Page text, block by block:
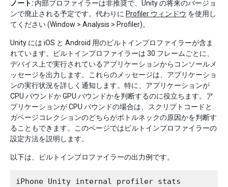
ノート: 内部プロファイラーは非推奨で、Unity の将来のバージョ
ンで廃止される予定です。代わりに Profiler ウィンドウ を使用し
てください (Window > Analysis > Profiler)。
Unity には iOS と Android 用のビルトインプロファイラーが含ま
れています。ビルトインプロファイラーは 30 フレームごとに、
デバイス上で実行されているアプリケーションからコンソールメ
ッセージを出力します。これらのメッセージは、アプリケーショ
ンの実行状況を詳しく通知します。特に、アプリケーションが
CPU バウンドか GPU バウンドかを判断するのに役立ちます。ア
プリケーションが CPU バウンドの場合は、スクリプトコードと
ガベージコレクションのどちらがボトルネックの原因かを判断す
ることもできます。このページではビルトインプロファイラーの
設定方法を説明します。
以下は、ビルトインプロファイラーの出力例です。
iPhone Unity internal profiler stats